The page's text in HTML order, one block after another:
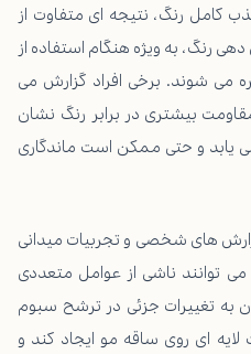
کامل رنگ، نتیجه ای متفاوت از
رنگ، به ویژه هنگام استفاده از
می شوند. برخی افراد گزارش می
بیشتری در برابر رنگ نشان
یابد و حتی ممکن است ماندگاری
های شخصی و تجربیات میدانی
توانند ناشی از عوامل متعددی
به تغییرات جزئی در ترشح سبوم
ای روی ساقه مو ایجاد کند و